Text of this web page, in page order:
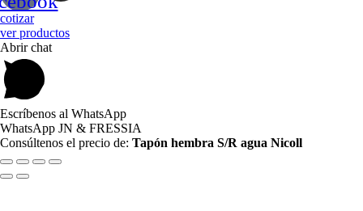
cotizar
ver productos
Abrir chat
Escríbenos al WhatsApp
WhatsApp JN & FRESSIA
Consúltenos el precio de: Tapón hembra S/R agua Nicoll